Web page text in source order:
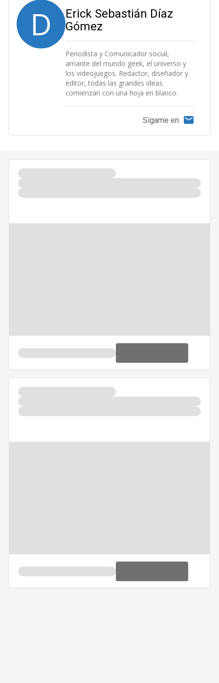
D
Erick Sebastián Díaz
Gómez
Periodista y Comunicador social,
amante del mundo geek, el universo y
los videojuegos. Redactor, diseñador y
editor, todas las grandes ideas
comienzan con una hoja en blanco.
Sígame en